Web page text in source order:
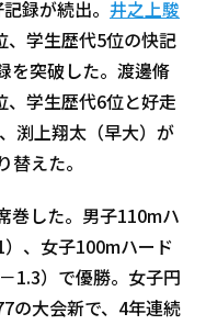
録が続出。 井之上駿
、学生歴代5位の快記
を突破した。渡邊脩
、学生歴代6位と好走
渕上翔太（早大）が
替えた。
巻した。男子110mハ
、女子100mハード
1.3）で優勝。女子円
の大会新で、4年連続